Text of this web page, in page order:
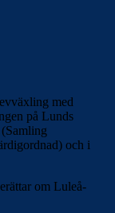
med
på Lunds
och i
om Luleå-